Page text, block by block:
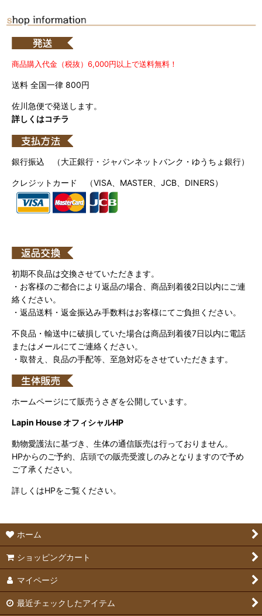
商品購入代金（税抜）6,000円以上で送料無料！
送料 全国一律 800円
佐川急便で発送します。
詳しくはコチラ
銀行振込 （大正銀行・ジャパンネットバンク・ゆうちょ銀行）
クレジットカード （VISA、MASTER、JCB、DINERS）
初期不良品は交換させていただきます。
・お客様のご都合により返品の場合、商品到着後2日以内にご連
絡ください。
・返品送料・返金振込み手数料はお客様にてご負担ください。
不良品・輸送中に破損していた場合は商品到着後7日以内に電話
またはメールにてご連絡ください。
・取替え、良品の手配等、至急対応をさせていただきます。
ホームページにて販売うさぎを公開しています。
Lapin House オフィシャルHP
動物愛護法に基づき、生体の通信販売は行っておりません。
HPからのご予約、店頭での販売受渡しのみとなりますので予め
ご了承ください。
詳しくはHPをご覧ください。
ホーム
ショッピングカート
マイページ
最近チェックしたアイテム